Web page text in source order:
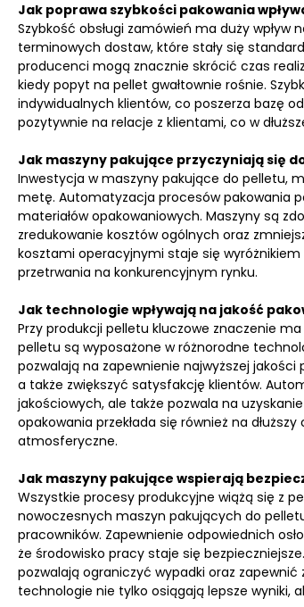
Jak poprawa szybkości pakowania
Szybkość obsługi zamówień ma duży
terminowych dostaw, które stały się
producenci mogą znacznie skrócić czas
kiedy popyt na pellet gwałtownie rośnie.
indywidualnych klientów, co poszerza bazę
pozytywnie na relacje z klientami, co w
Jak maszyny pakujące przyczyniają się
Inwestycja w maszyny pakujące do pelletu,
metę. Automatyzacja procesów pakowania
materiałów opakowaniowych. Maszyny są
zredukowanie kosztów ogólnych oraz
kosztami operacyjnymi staje się
przetrwania na konkurencyjnym rynku.
Jak technologie wpływają na jakość
Przy produkcji pelletu kluczowe znaczenie
pelletu są wyposażone w różnorodne
pozwalają na zapewnienie najwyższej
a także zwiększyć satysfakcję klientów.
jakościowych, ale także pozwala na
opakowania przekłada się również na
atmosferyczne.
Jak maszyny pakujące wspierają
Wszystkie procesy produkcyjne wiążą się z
nowoczesnych maszyn pakujących do
pracowników. Zapewnienie odpowiednich
że środowisko pracy staje się
pozwalają ograniczyć wypadki oraz
technologie nie tylko osiągają lepsze wyniki,